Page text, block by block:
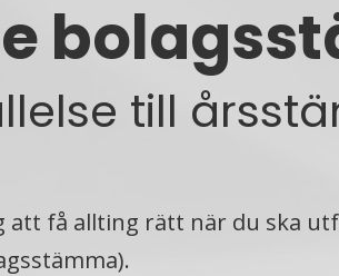
till
att få allting rätt när du ska